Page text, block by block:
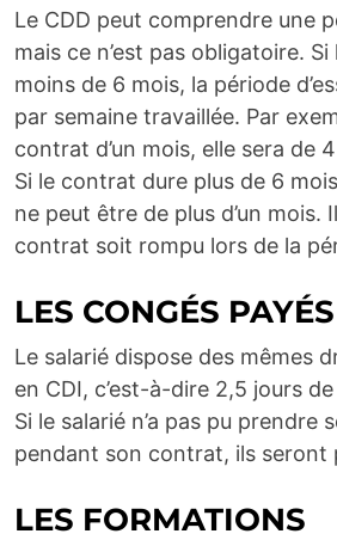
Le CDD peut comprendre une
mais ce n’est pas obligatoire.
moins de 6 mois, la période
par semaine travaillée. Par
contrat d’un mois, elle sera de
Si le contrat dure plus de 6
ne peut être de plus d’un mois.
contrat soit rompu lors de la
LES CONGÉS PAYÉS
Le salarié dispose des mêmes
en CDI, c’est-à-dire 2,5 jours
Si le salarié n’a pas pu prendre
pendant son contrat, ils seront
LES FORMATIONS